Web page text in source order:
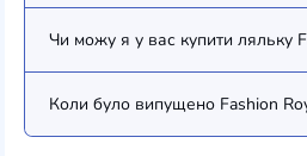
Чи можу я у вас купити ляльку
Коли було випущено Fashion